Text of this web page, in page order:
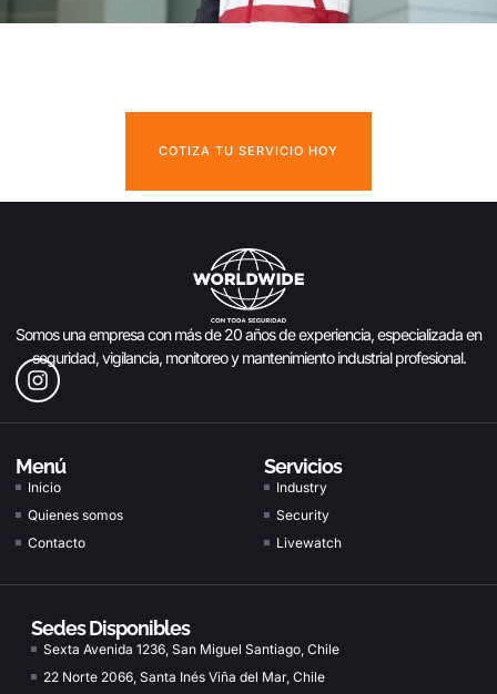
COTIZA TU SERVICIO HOY
Somos una empresa con más de 20 años de experiencia, especializada en
seguridad, vigilancia, monitoreo y mantenimiento industrial profesional.
Menú
Inicio
Quienes somos
Contacto
Servicios
Industry
Security
Livewatch
Sedes Disponibles
Sexta Avenida 1236, San Miguel Santiago, Chile
22 Norte 2066, Santa Inés Viña del Mar, Chile